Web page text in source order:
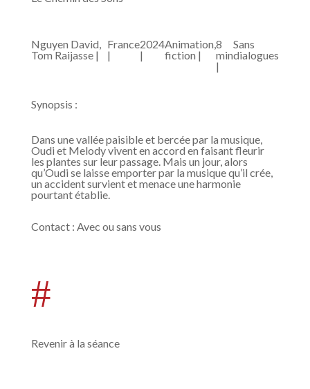
Nguyen David,
Tom Raijasse |
France
|
2024
|
Animation,
fiction |
8
min
|
Sans
dialogues
Synopsis :
Dans une vallée paisible et bercée par la musique,
Oudi et Melody vivent en accord en faisant fleurir
les plantes sur leur passage. Mais un jour, alors
qu’Oudi se laisse emporter par la musique qu’il crée,
un accident survient et menace une harmonie
pourtant établie.
Contact: Avec ou sans vous
#
Revenir à la séance